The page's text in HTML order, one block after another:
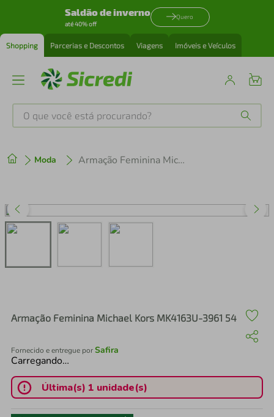
Saldão de inverno
até 40% off
Quero
Shopping Parcerias e Descontos Viagens Imóveis e Veículos
O que você está procurando?
Moda Armação Feminina Michael Kors MK4163U-3961 54
Armação Feminina Michael Kors MK4163U-3961 54
Fornecido e entregue porSafira
Carregando…
Última(s) 1 unidade(s)
2º cafeteira